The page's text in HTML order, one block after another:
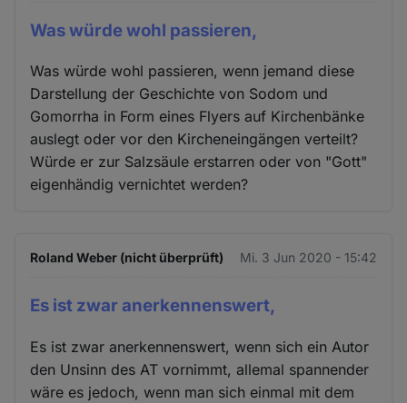
Was würde wohl passieren,
Was würde wohl passieren, wenn jemand diese
Darstellung der Geschichte von Sodom und
Gomorrha in Form eines Flyers auf Kirchenbänke
auslegt oder vor den Kircheneingängen verteilt?
Würde er zur Salzsäule erstarren oder von "Gott"
eigenhändig vernichtet werden?
Roland Weber (nicht überprüft) Mi. 3 Jun 2020 - 15:42
Es ist zwar anerkennenswert,
Es ist zwar anerkennenswert, wenn sich ein Autor
den Unsinn des AT vornimmt, allemal spannender
wäre es jedoch, wenn man sich einmal mit dem